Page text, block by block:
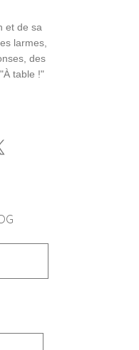
et de sa
larmes,
des
table !"